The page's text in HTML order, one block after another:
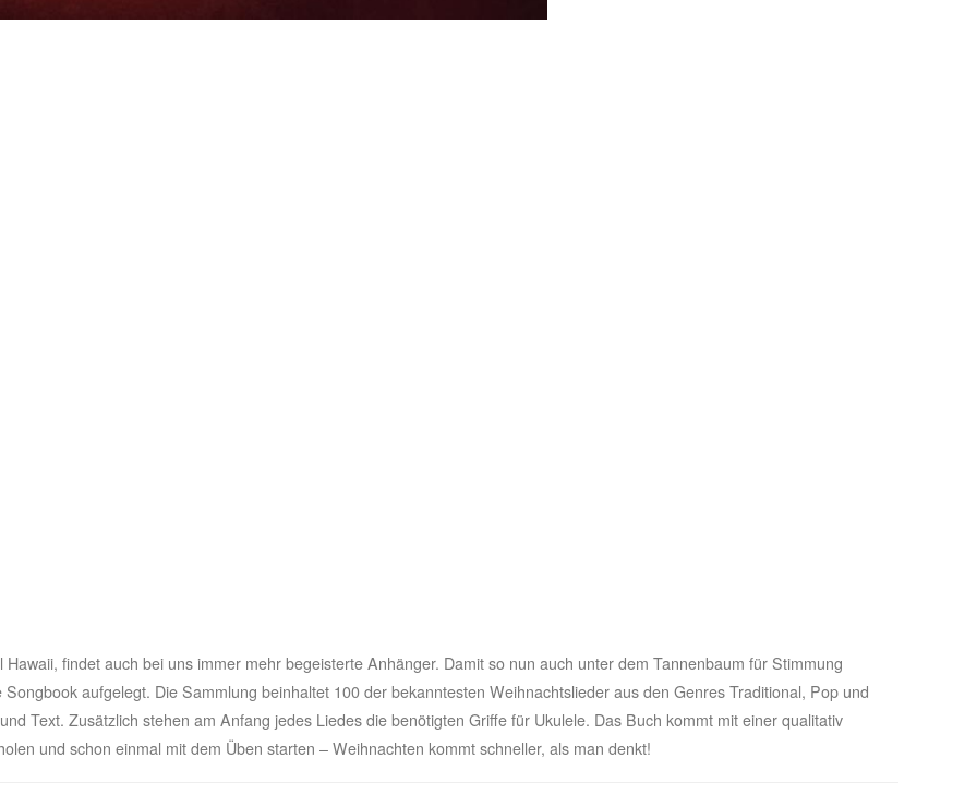
findet auch bei uns immer mehr begeisterte Anhänger. Damit so nun auch unter dem Tannenbaum für Stimmung
aufgelegt. Die Sammlung beinhaltet 100 der bekanntesten Weihnachtslieder aus den Genres Traditional, Pop und
Text. Zusätzlich stehen am Anfang jedes Liedes die benötigten Griffe für Ukulele. Das Buch kommt mit einer qualitativ
und schon einmal mit dem Üben starten – Weihnachten kommt schneller, als man denkt!